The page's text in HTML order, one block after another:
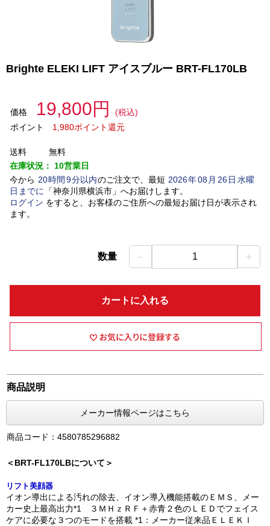
Brighte ELEKI LIFT アイスブルー BRT-FL170LB
価格 19,800円
(税込)
ポイント
1,980ポイント還元
送料
無料
在庫状況： 10営業日
今から 20時間 9分以内のご注文で、最短 2026年08 月 26日水曜
日 までに 「神奈川県横浜市」 へお届けします。
ログイン をすると、お客様のご住所への最短お届け日が表示され
ます。
数量 － 1 ＋
カートに入れる
商品説明
メーカー情報ページはこちら
商品コード：4580785296882
＜BRT-FL170LBについて＞
リフト美顔器
イオン導出による汚れの除去、イオン導入機能搭載のＥＭＳ、メー
カー史上最高出力*1 ３ＭＨｚＲＦ＋赤青２色のＬＥＤでフェイス
ケアに必要な３つのモードを搭載 *1：メーカー従来品ＥＬＥＫＩ